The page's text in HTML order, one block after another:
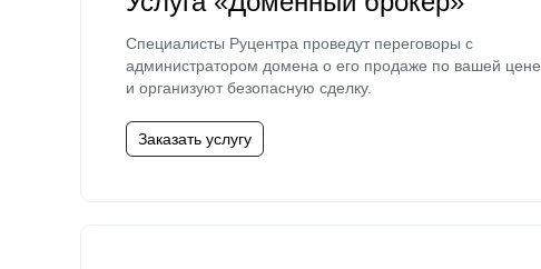
Специалисты Руцентра проведут переговоры с
администратором домена о его продаже по вашей цене
и организуют безопасную сделку.
Заказать услугу